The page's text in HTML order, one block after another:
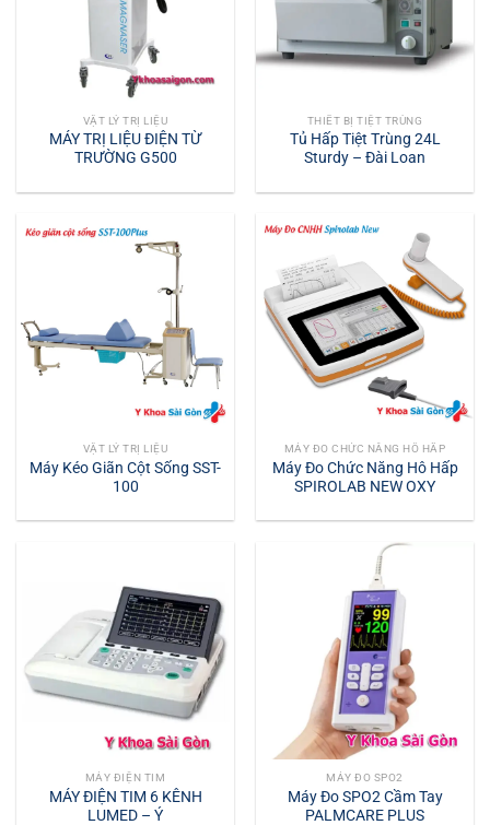
VẬT LÝ TRỊ LIỆU
MÁY TRỊ LIỆU ĐIỆN TỪ
TRƯỜNG G500
THIẾT BỊ TIỆT TRÙNG
Tủ Hấp Tiệt Trùng 24L
Sturdy – Đài Loan
VẬT LÝ TRỊ LIỆU
Máy Kéo Giãn Cột Sống SST-
100
MÁY ĐO CHỨC NĂNG HÔ HẤP
Máy Đo Chức Năng Hô Hấp
SPIROLAB NEW OXY
MÁY ĐIỆN TIM
MÁY ĐIỆN TIM 6 KÊNH
LUMED – Ý
MÁY ĐO SPO2
Máy Đo SPO2 Cầm Tay
PALMCARE PLUS